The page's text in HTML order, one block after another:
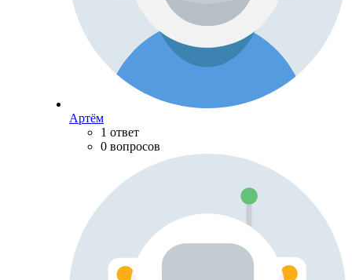
Артём
1 ответ
0 вопросов